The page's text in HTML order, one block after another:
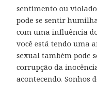
sentimento ou
pode se sentir
com uma influência
você está tendo uma
sexual também pode
corrupção da
acontecendo. Sonhos